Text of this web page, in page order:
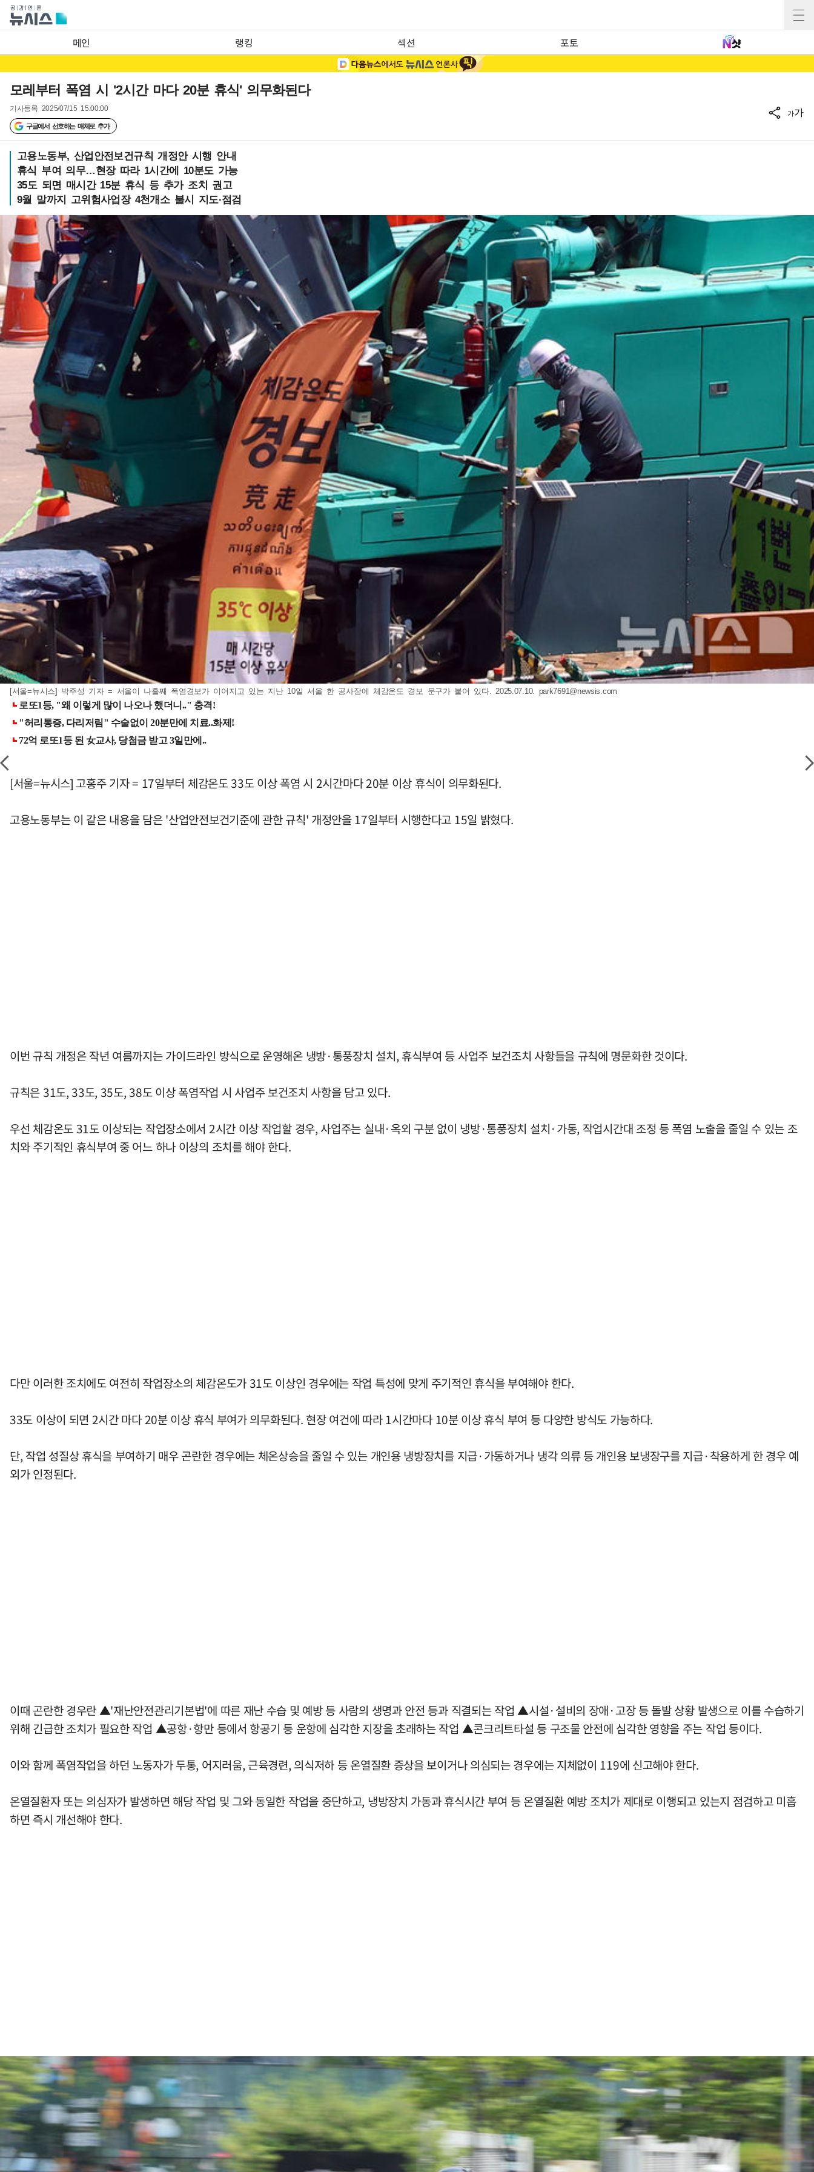
메인 랭킹 섹션 포토
모레부터 폭염 시 '2시간 마다 20분 휴식' 의무화된다
기사등록 2025/07/15 15:00:00
구글에서 선호하는 매체로 추가
가가
고용노동부, 산업안전보건규칙 개정안 시행 안내
휴식 부여 의무…현장 따라 1시간에 10분도 가능
35도 되면 매시간 15분 휴식 등 추가 조치 권고
9월 말까지 고위험사업장 4천개소 불시 지도·점검
[서울=뉴시스] 박주성 기자 = 서울이 나흘째 폭염경보가 이어지고 있는 지난 10일 서울 한 공사장에 체감온도 경보 문구가 붙어 있다. 2025.07.10. park7691@newsis.com
[서울=뉴시스] 고홍주 기자 = 17일부터 체감온도 33도 이상 폭염 시 2시간마다 20분 이상 휴식이 의무화된다.
고용노동부는 이 같은 내용을 담은 '산업안전보건기준에 관한 규칙' 개정안을 17일부터 시행한다고 15일 밝혔다.
이번 규칙 개정은 작년 여름까지는 가이드라인 방식으로 운영해온 냉방·통풍장치 설치, 휴식부여 등 사업주 보건조치 사항들을 규칙에 명문화한 것이다.
규칙은 31도, 33도, 35도, 38도 이상 폭염작업 시 사업주 보건조치 사항을 담고 있다.
우선 체감온도 31도 이상되는 작업장소에서 2시간 이상 작업할 경우, 사업주는 실내·옥외 구분 없이 냉방·통풍장치 설치·가동, 작업시간대 조정 등 폭염 노출을 줄일 수 있는 조
치와 주기적인 휴식부여 중 어느 하나 이상의 조치를 해야 한다.
다만 이러한 조치에도 여전히 작업장소의 체감온도가 31도 이상인 경우에는 작업 특성에 맞게 주기적인 휴식을 부여해야 한다.
33도 이상이 되면 2시간 마다 20분 이상 휴식 부여가 의무화된다. 현장 여건에 따라 1시간마다 10분 이상 휴식 부여 등 다양한 방식도 가능하다.
단, 작업 성질상 휴식을 부여하기 매우 곤란한 경우에는 체온상승을 줄일 수 있는 개인용 냉방장치를 지급·가동하거나 냉각 의류 등 개인용 보냉장구를 지급·착용하게 한 경우 예
외가 인정된다.
이때 곤란한 경우란 ▲'재난안전관리기본법'에 따른 재난 수습 및 예방 등 사람의 생명과 안전 등과 직결되는 작업 ▲시설·설비의 장애·고장 등 돌발 상황 발생으로 이를 수습하기
위해 긴급한 조치가 필요한 작업 ▲공항·항만 등에서 항공기 등 운항에 심각한 지장을 초래하는 작업 ▲콘크리트타설 등 구조물 안전에 심각한 영향을 주는 작업 등이다.
이와 함께 폭염작업을 하던 노동자가 두통, 어지러움, 근육경련, 의식저하 등 온열질환 증상을 보이거나 의심되는 경우에는 지체없이 119에 신고해야 한다.
온열질환자 또는 의심자가 발생하면 해당 작업 및 그와 동일한 작업을 중단하고, 냉방장치 가동과 휴식시간 부여 등 온열질환 예방 조치가 제대로 이행되고 있는지 점검하고 미흡
하면 즉시 개선해야 한다.